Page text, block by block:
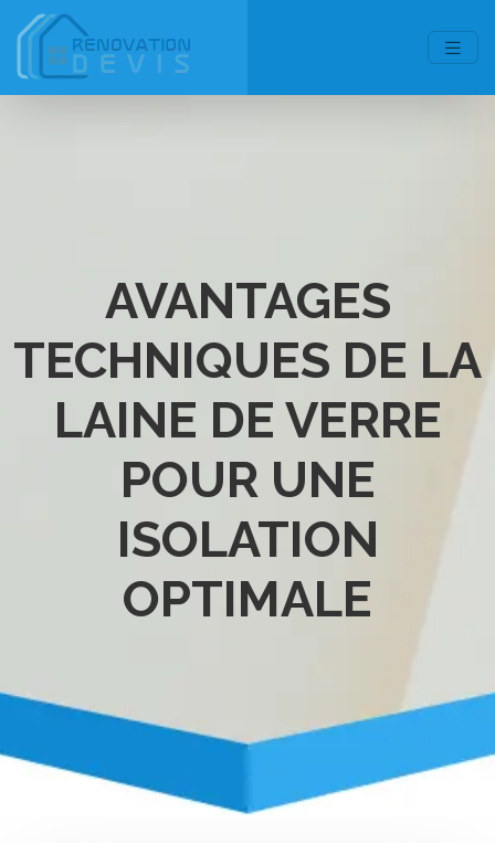
AVANTAGES
TECHNIQUES DE LA
LAINE DE VERRE
POUR UNE
ISOLATION
OPTIMALE